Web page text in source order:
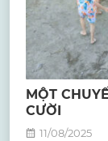
MỘT
CƯỜI
11/08/2025